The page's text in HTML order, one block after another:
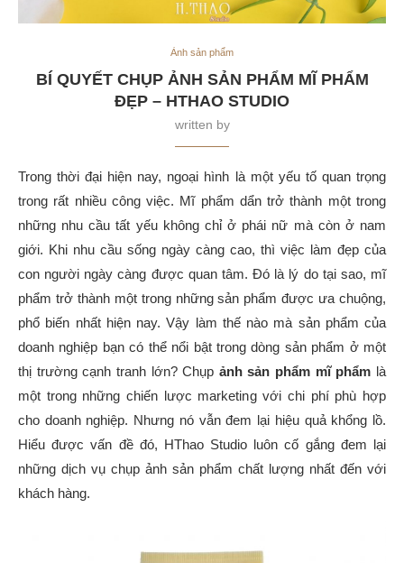
Ảnh sản phẩm
BÍ QUYẾT CHỤP ẢNH SẢN PHẨM MĨ PHẨM
ĐẸP – HTHAO STUDIO
written by
Trong thời đại hiện nay, ngoại hình là một yếu tố quan trọng
trong rất nhiều công việc. Mĩ phẩm dẩn trở thành một trong
những nhu cầu tất yếu không chỉ ở phái nữ mà còn ở nam
giới. Khi nhu cầu sống ngày càng cao, thì việc làm đẹp của
con người ngày càng được quan tâm. Đó là lý do tại sao, mĩ
phẩm trở thành một trong những sản phẩm được ưa chuộng,
phổ biến nhất hiện nay. Vậy làm thế nào mà sản phẩm của
doanh nghiệp bạn có thể nổi bật trong dòng sản phẩm ở một
thị trường cạnh tranh lớn? Chụp ảnh sản phẩm mĩ phẩm là
một trong những chiến lược marketing với chi phí phù hợp
cho doanh nghiệp. Nhưng nó vẫn đem lại hiệu quả khổng lồ.
Hiểu được vấn đề đó, HThao Studio luôn cố gắng đem lại
những dịch vụ chụp ảnh sản phẩm chất lượng nhất đến với
khách hàng.